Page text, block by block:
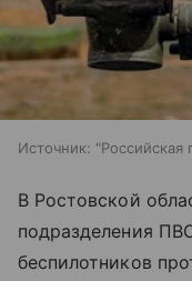
Источник: "Российская
В Ростовской
подразделения
беспилотников